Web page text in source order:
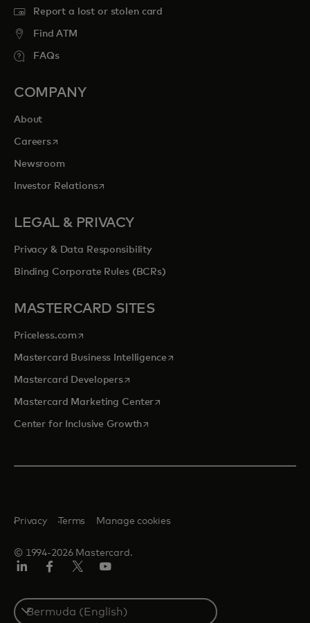
Report a lost or stolen card
Find ATM
FAQs
COMPANY
About
Careersopens in a new tab
Newsroom
Investor Relationsopens in a new tab
LEGAL & PRIVACY
Privacy & Data Responsibility
Binding Corporate Rules (BCRs)
MASTERCARD SITES
Priceless.com opens in a new tab
Mastercard Business Intelligenceopens in a new tab
Mastercard Developersopens in a new tab
Mastercard Marketing Centeropens in a new tab
Center for Inclusive Growthopens in a new tab
© 1994-2026 Mastercard.
Privacy Terms Manage cookies
Select
a